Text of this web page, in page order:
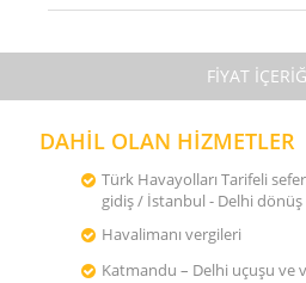
FİYAT
DAHİL OLAN HİZMETLER
Türk Havayolları Tarifeli
gidiş / İstanbul - Delhi dönüş
Havalimanı vergileri
Katmandu – Delhi uçuşu ve